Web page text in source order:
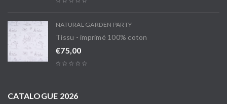
NATURAL GARDEN PARTY
Tissu - imprimé 100% coton
€75,00
CATALOGUE 2026